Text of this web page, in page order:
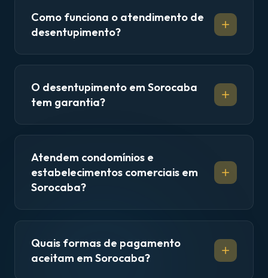
Como funciona o atendimento de
desentupimento?
O desentupimento em Sorocaba
tem garantia?
Atendem condomínios e
estabelecimentos comerciais em
Sorocaba?
Quais formas de pagamento
aceitam em Sorocaba?